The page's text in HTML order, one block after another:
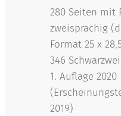
280 Seiten mit
zweisprachig
Format 25 x
346
1. Auflage 2020
2019)